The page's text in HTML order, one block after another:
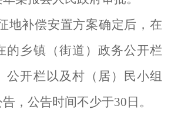
地补偿安置方案确定后，在
的乡镇（街道）政务公开栏
公开栏以及村（居）民小组
告 ，公告时间不少于30日。